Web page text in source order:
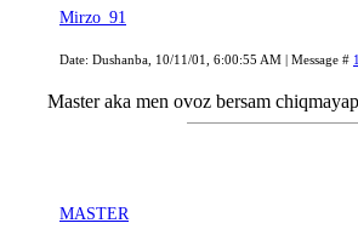
Mirzo_91
Date: Dushanba, 10/11/01, 6:00:55 AM | Message #
Master aka men ovoz bersam
MASTER